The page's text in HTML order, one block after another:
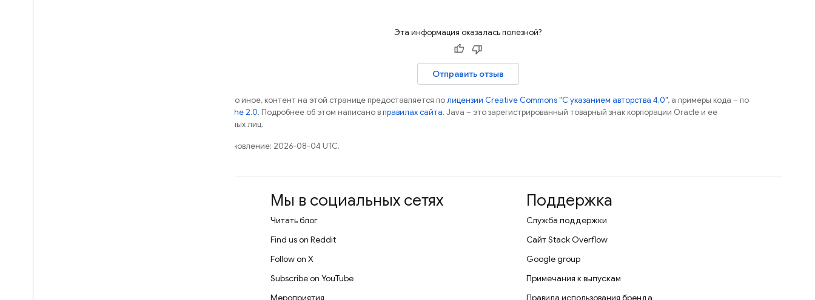
Эта информация оказалась полезной?
Отправить отзыв
Если не указано иное, контент на этой странице предоставляется полицензии Creative Commons "С указанием авторства 4.0", а примеры кода – по
лицензии Apache 2.0. Подробнее об этом написано вправилах сайта. Java – это зарегистрированный товарный знак корпорации Oracle и ее
аффилированных лиц.
Последнее обновление: 2026-08-04 UTC.
Мы в социальных сетях
Читать блог
Find us on Reddit
Follow on X
Subscribe on YouTube
Мероприятия
Поддержка
Служба поддержки
Сайт Stack Overflow
Google group
Примечания к выпускам
Правила использования бренда